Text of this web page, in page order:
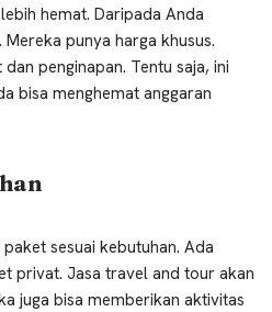
hemat. Daripada Anda
punya harga khusus.
penginapan. Tentu saja, ini
bisa menghemat anggaran
sesuai kebutuhan. Ada
privat. Jasa travel and tour akan
juga bisa memberikan aktivitas